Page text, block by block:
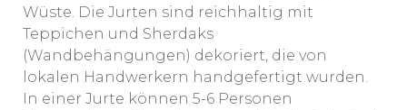
Wüste. Die Jurten sind reichhaltig mit
Teppichen und Sherdaks
(Wandbehängungen) dekoriert, die von
lokalen Handwerkern handgefertigt wurden.
In einer Jurte können 5-6 Personen